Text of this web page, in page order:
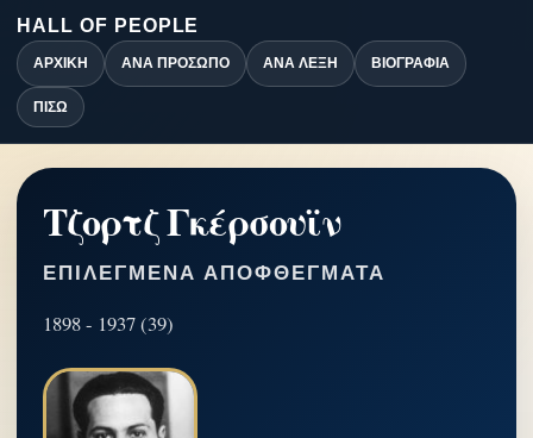
HALL OF PEOPLE
ΑΡΧΙΚΉ ΑΝΆ ΠΡΌΣΩΠΟ ΑΝΆ ΛΈΞΗ ΒΙΟΓΡΑΦΊΑ
ΠΊΣΩ
Τζορτζ Γκέρσουϊν
ΕΠΙΛΕΓΜΈΝΑ ΑΠΟΦΘΈΓΜΑΤΑ
1898 - 1937 (39)